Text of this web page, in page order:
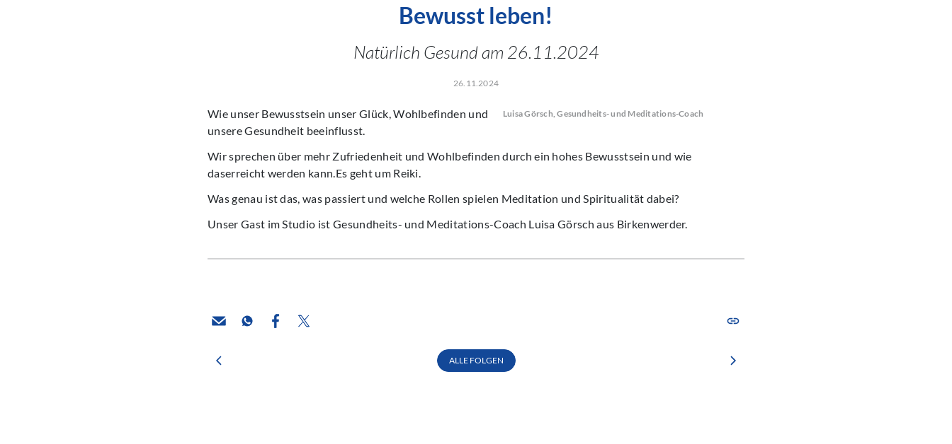
Bewusst leben!
Natürlich Gesund am 26.11.2024
26.11.2024
Luisa Görsch,Gesundheits- und Meditations-Coach
Wie unser Bewusstsein unser Glück, Wohlbefinden und
unsere Gesundheit beeinflusst.
Wir sprechen über mehr Zufriedenheit und Wohlbefinden durch ein hohes Bewusstsein und wie
daserreicht werden kann.Es geht um Reiki.
Was genau ist das, was passiert und welche Rollen spielen Meditation und Spiritualität dabei?
Unser Gast im Studio ist Gesundheits- und Meditations-Coach Luisa Görsch aus Birkenwerder.
ALLE FOLGEN